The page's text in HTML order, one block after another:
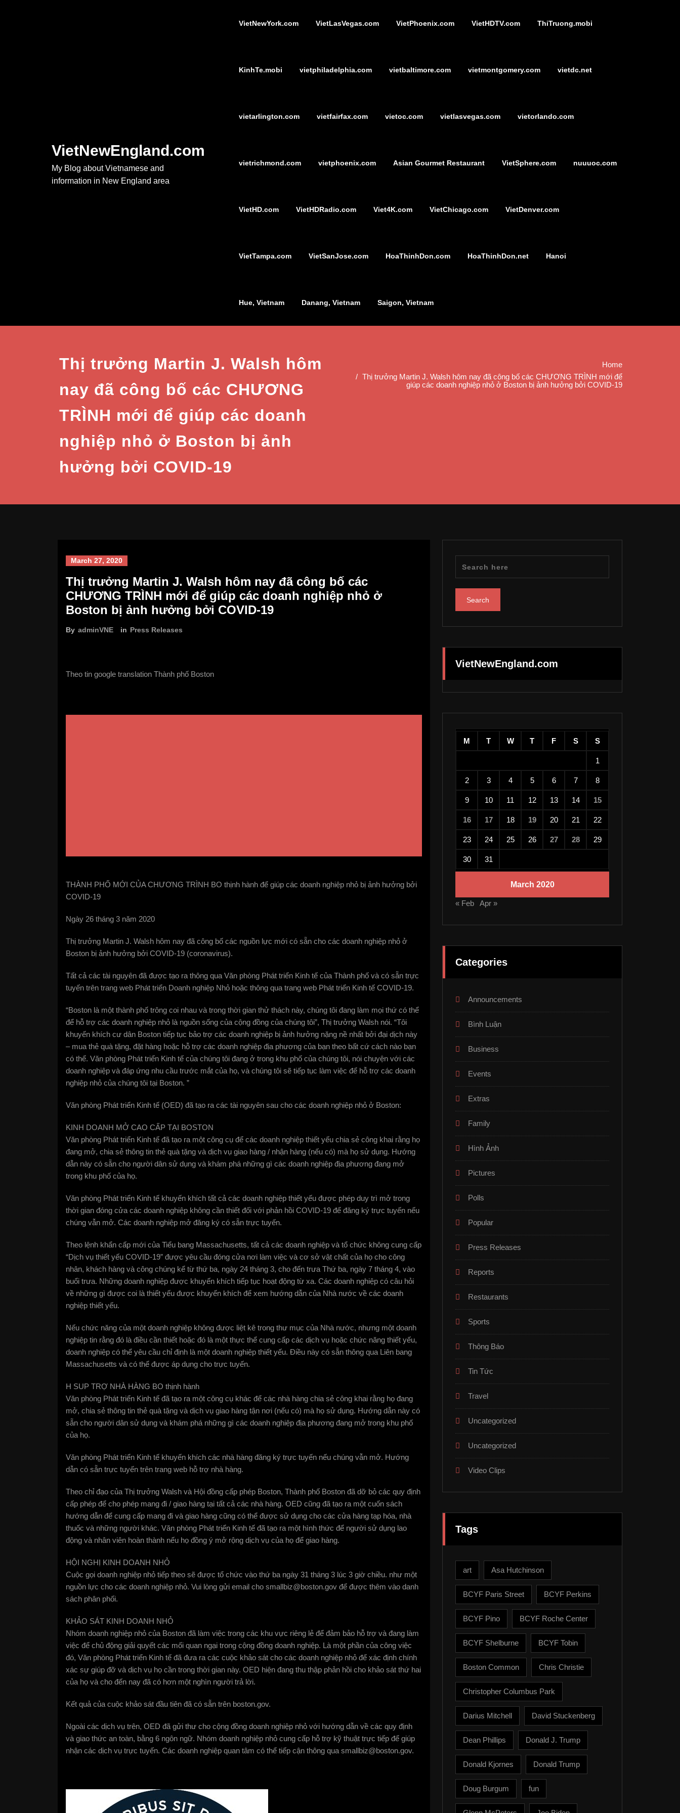
VietNewEngland.com
My Blog about Vietnamese and
information in New England area
VietNewYork.com VietLasVegas.com VietPhoenix.com VietHDTV.com ThiTruong.mobi
KinhTe.mobi vietphiladelphia.com vietbaltimore.com vietmontgomery.com vietdc.net
vietarlington.com vietfairfax.com vietoc.com vietlasvegas.com vietorlando.com
vietrichmond.com vietphoenix.com Asian Gourmet Restaurant VietSphere.com nuuuoc.com
VietHD.com VietHDRadio.com Viet4K.com VietChicago.com VietDenver.com
VietTampa.com VietSanJose.com HoaThinhDon.com HoaThinhDon.net Hanoi
Hue, Vietnam Danang, Vietnam Saigon, Vietnam
Thị trưởng Martin J. Walsh hôm
nay đã công bố các CHƯƠNG
TRÌNH mới để giúp các doanh
nghiệp nhỏ ở Boston bị ảnh
hưởng bởi COVID-19
Home
Thị trưởng Martin J. Walsh hôm nay đã công bố các CHƯƠNG TRÌNH mới để
giúp các doanh nghiệp nhỏ ở Boston bị ảnh hưởng bởi COVID-19
March 27, 2020
Thị trưởng Martin J. Walsh hôm nay đã công bố các
CHƯƠNG TRÌNH mới để giúp các doanh nghiệp nhỏ ở
Boston bị ảnh hưởng bởi COVID-19
By adminVNE in Press Releases
Theo tin google translation Thành phố Boston
THÀNH PHỐ MỚI CỦA CHƯƠNG TRÌNH BO thịnh hành để giúp các doanh nghiệp nhỏ bị ảnh hưởng bởi
COVID-19
Ngày 26 tháng 3 năm 2020
Thị trưởng Martin J. Walsh hôm nay đã công bố các nguồn lực mới có sẵn cho các doanh nghiệp nhỏ ở
Boston bị ảnh hưởng bởi COVID-19 (coronavirus).
Tất cả các tài nguyên đã được tạo ra thông qua Văn phòng Phát triển Kinh tế của Thành phố và có sẵn trực
tuyến trên trang web Phát triển Doanh nghiệp Nhỏ hoặc thông qua trang web Phát triển Kinh tế COVID-19.
“Boston là một thành phố trông coi nhau và trong thời gian thử thách này, chúng tôi đang làm mọi thứ có thể
để hỗ trợ các doanh nghiệp nhỏ là nguồn sống của cộng đồng của chúng tôi”, Thị trưởng Walsh nói. “Tôi
khuyến khích cư dân Boston tiếp tục bảo trợ các doanh nghiệp bị ảnh hưởng nặng nề nhất bởi đại dịch này
– mua thẻ quà tặng, đặt hàng hoặc hỗ trợ các doanh nghiệp địa phương của bạn theo bất cứ cách nào bạn
có thể. Văn phòng Phát triển Kinh tế của chúng tôi đang ở trong khu phố của chúng tôi, nói chuyện với các
doanh nghiệp và đáp ứng nhu cầu trước mắt của họ, và chúng tôi sẽ tiếp tục làm việc để hỗ trợ các doanh
nghiệp nhỏ của chúng tôi tại Boston. ”
Văn phòng Phát triển Kinh tế (OED) đã tạo ra các tài nguyên sau cho các doanh nghiệp nhỏ ở Boston:
KINH DOANH MỞ CAO CẤP TẠI BOSTON
Văn phòng Phát triển Kinh tế đã tạo ra một công cụ để các doanh nghiệp thiết yếu chia sẻ công khai rằng họ
đang mở, chia sẻ thông tin thẻ quà tặng và dịch vụ giao hàng / nhận hàng (nếu có) mà họ sử dụng. Hướng
dẫn này có sẵn cho người dân sử dụng và khám phá những gì các doanh nghiệp địa phương đang mở
trong khu phố của họ.
Văn phòng Phát triển Kinh tế khuyến khích tất cả các doanh nghiệp thiết yếu được phép duy trì mở trong
thời gian đóng cửa các doanh nghiệp không cần thiết đối với phản hồi COVID-19 để đăng ký trực tuyến nếu
chúng vẫn mở. Các doanh nghiệp mở đăng ký có sẵn trực tuyến.
Theo lệnh khẩn cấp mới của Tiểu bang Massachusetts, tất cả các doanh nghiệp và tổ chức không cung cấp
“Dịch vụ thiết yếu COVID-19” được yêu cầu đóng cửa nơi làm việc và cơ sở vật chất của họ cho công
nhân, khách hàng và công chúng kể từ thứ ba, ngày 24 tháng 3, cho đến trưa Thứ ba, ngày 7 tháng 4, vào
buổi trưa. Những doanh nghiệp được khuyến khích tiếp tục hoạt động từ xa. Các doanh nghiệp có câu hỏi
về những gì được coi là thiết yếu được khuyến khích để xem hướng dẫn của Nhà nước về các doanh
nghiệp thiết yếu.
Nếu chức năng của một doanh nghiệp không được liệt kê trong thư mục của Nhà nước, nhưng một doanh
nghiệp tin rằng đó là điều cần thiết hoặc đó là một thực thể cung cấp các dịch vụ hoặc chức năng thiết yếu,
doanh nghiệp có thể yêu cầu chỉ định là một doanh nghiệp thiết yếu. Điều này có sẵn thông qua Liên bang
Massachusetts và có thể được áp dụng cho trực tuyến.
H SUP TRỢ NHÀ HÀNG BO thịnh hành
Văn phòng Phát triển Kinh tế đã tạo ra một công cụ khác để các nhà hàng chia sẻ công khai rằng họ đang
mở, chia sẻ thông tin thẻ quà tặng và dịch vụ giao hàng tận nơi (nếu có) mà họ sử dụng. Hướng dẫn này có
sẵn cho người dân sử dụng và khám phá những gì các doanh nghiệp địa phương đang mở trong khu phố
của họ.
Văn phòng Phát triển Kinh tế khuyến khích các nhà hàng đăng ký trực tuyến nếu chúng vẫn mở. Hướng
dẫn có sẵn trực tuyến trên trang web hỗ trợ nhà hàng.
Theo chỉ đạo của Thị trưởng Walsh và Hội đồng cấp phép Boston, Thành phố Boston đã dỡ bỏ các quy định
cấp phép để cho phép mang đi / giao hàng tại tất cả các nhà hàng. OED cũng đã tạo ra một cuốn sách
hướng dẫn để cung cấp mang đi và giao hàng cũng có thể được sử dụng cho các cửa hàng tạp hóa, nhà
thuốc và những người khác. Văn phòng Phát triển Kinh tế đã tạo ra một hình thức để người sử dụng lao
động và nhân viên hoàn thành nếu họ đồng ý mở rộng dịch vụ của họ để giao hàng.
HỘI NGHỊ KINH DOANH NHỎ
Cuộc gọi doanh nghiệp nhỏ tiếp theo sẽ được tổ chức vào thứ ba ngày 31 tháng 3 lúc 3 giờ chiều. như một
nguồn lực cho các doanh nghiệp nhỏ. Vui lòng gửi email cho smallbiz@boston.gov để được thêm vào danh
sách phân phối.
KHẢO SÁT KINH DOANH NHỎ
Nhóm doanh nghiệp nhỏ của Boston đã làm việc trong các khu vực riêng lẻ để đảm bảo hỗ trợ và đang làm
việc để chủ động giải quyết các mối quan ngại trong cộng đồng doanh nghiệp. Là một phần của công việc
đó, Văn phòng Phát triển Kinh tế đã đưa ra các cuộc khảo sát cho các doanh nghiệp nhỏ để xác định chính
xác sự giúp đỡ và dịch vụ họ cần trong thời gian này. OED hiện đang thu thập phản hồi cho khảo sát thứ hai
của họ và cho đến nay đã có hơn một nghìn người trả lời.
Kết quả của cuộc khảo sát đầu tiên đã có sẵn trên boston.gov.
Ngoài các dịch vụ trên, OED đã gửi thư cho cộng đồng doanh nghiệp nhỏ với hướng dẫn về các quy định
và giao thức an toàn, bằng 6 ngôn ngữ. Nhóm doanh nghiệp nhỏ cung cấp hỗ trợ kỹ thuật trực tiếp để giúp
nhận các dịch vụ trực tuyến. Các doanh nghiệp quan tâm có thể tiếp cận thông qua smallbiz@boston.gov.
VietNewEngland.com
March 2020
M T W T F S S
1
2 3 4 5 6 7 8
9 10 11 12 13 14 15
16 17 18 19 20 21 22
23 24 25 26 27 28 29
30 31
« Feb Apr »
Categories
Announcements
Bình Luận
Business
Events
Extras
Family
Hình Ảnh
Pictures
Polls
Popular
Press Releases
Reports
Restaurants
Sports
Thông Báo
Tin Tức
Travel
Uncategorized
Uncategorized
Video Clips
Tags
art Asa Hutchinson
BCYF Paris Street BCYF Perkins
BCYF Pino BCYF Roche Center
BCYF Shelburne BCYF Tobin
Boston Common Chris Christie
Christopher Columbus Park
Darius Mitchell David Stuckenberg
Dean Phillips Donald J. Trump
Donald Kjornes Donald Trump
Doug Burgum fun